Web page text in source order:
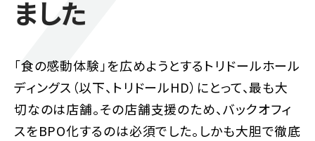
ました
「食の感動体験」を広めようとするトリドールホール
ディングス（以下、トリドールHD）にとって、最も大
切なのは店舗。その店舗支援のため、バックオフィ
スをBPO化するのは必須でした。しかも大胆で徹底